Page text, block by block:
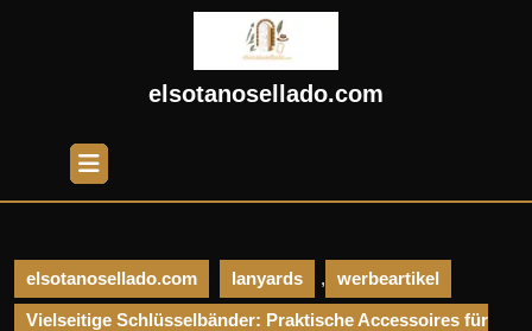
elsotanosellado.com
Open
Button
elsotanosellado.com lanyards , werbeartikel
Vielseitige Schlüsselbänder: Praktische Accessoires für